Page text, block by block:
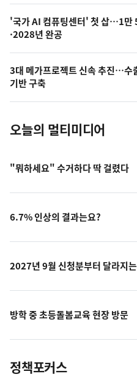
오
의
사
진
'국가 AI 컴퓨팅센터' 첫 삽…1만
·2028년 완공
3대 메가프로젝트 신속 추진…수
기반 구축
오늘의 멀티미디어
"뭐하세요" 수거하다 딱 걸렸다
6.7% 인상의 결과는요?
2027년 9월 신청분부터 달라지
방학 중 초등돌봄교육 현장 방문
정책포커스